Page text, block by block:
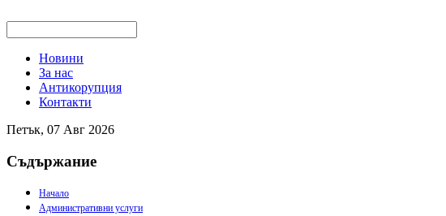
Новини
За нас
Антикорупция
Контакти
Петък, 07 Авг 2026
Съдържание
Начало
Административни услуги